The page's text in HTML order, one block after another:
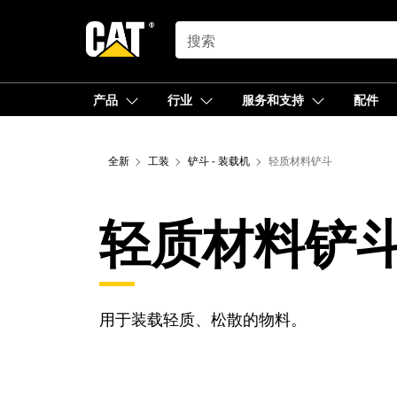
SEARCH
产品 行业 服务和支持 配件
全新 工装 铲斗 - 装载机 轻质材料铲斗
轻质材料铲
用于装载轻质、松散的物料。